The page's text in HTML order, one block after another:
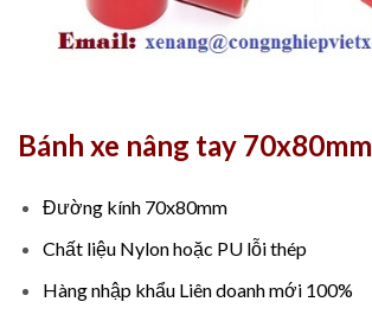
Bánh xe nâng tay 70x80mm
Đường kính 70x80mm
Chất liệu Nylon hoặc PU lỗi thép
Hàng nhập khẩu Liên doanh mới 100%